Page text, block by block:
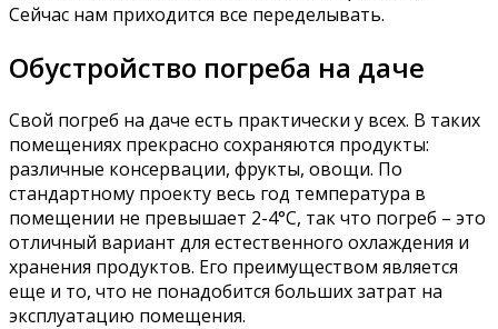
Сейчас нам приходится все переделывать.
Обустройство погреба на даче
Свой погреб на даче есть практически у всех. В таких
помещениях прекрасно сохраняются продукты:
различные консервации, фрукты, овощи. По
стандартному проекту весь год температура в
помещении не превышает 2-4°С, так что погреб – это
отличный вариант для естественного охлаждения и
хранения продуктов. Его преимуществом является
еще и то, что не понадобится больших затрат на
эксплуатацию помещения.